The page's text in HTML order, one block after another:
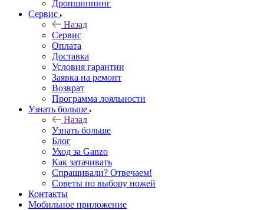
Дропшиппинг
Сервис
Назад
Сервис
Оплата
Доставка
Условия гарантии
Заявка на ремонт
Возврат
Программа лояльности
Узнать больше
Назад
Узнать больше
Блог
Уход за Ganzo
Как затачивать
Спрашивали? Отвечаем!
Советы по выбору ножей
Контакты
Мобильное приложение